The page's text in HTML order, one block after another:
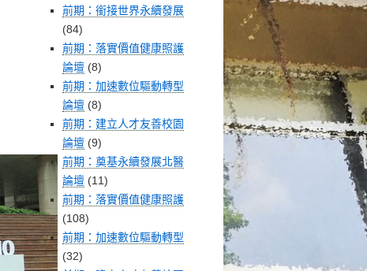
前期：銜接世界永續發展
(84)
前期：落實價值健康照護
論壇 (8)
前期：加速數位驅動轉型
論壇 (8)
前期：建立人才友善校園
論壇 (9)
前期：奠基永續發展北醫
論壇 (11)
前期：落實價值健康照護
(108)
前期：加速數位驅動轉型
(32)